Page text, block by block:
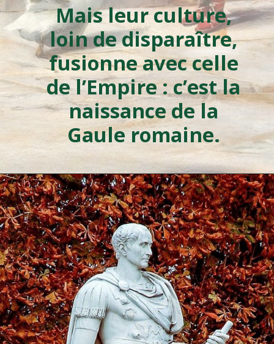
Mais leur culture,
loin de disparaître,
fusionne avec celle
de l’Empire : c’est la
naissance de la
Gaule romaine.